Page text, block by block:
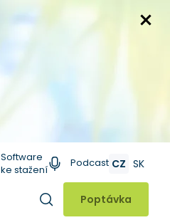
Software
ke stažení
Podcast CZ SK
Hledat
Poptávka